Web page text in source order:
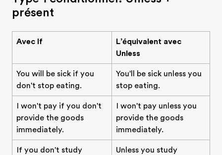
présent
Avec If
L’équivalent avec
Unless
You will be sick if you
don't stop eating.
You'll be sick unless you
stop eating.
I won't pay if you don't
provide the goods
immediately.
I won't pay unless you
provide the goods
immediately.
If you don't study
Unless you study